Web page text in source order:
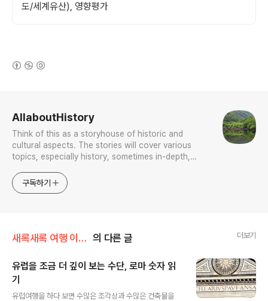
도/세계유산), 영향평가
AllaboutHistory
Think of this as a storyhouse of historic and
cultural aspects. The stories will cover various
topics, especially history, sometimes in-depth,
approach will be to resist any common sense or
generalized viewpoint
구독하기
새록새록 여행 이야기 의 다른 글 더보기
유럽을 조금 더 깊이 보는 수단, 로마 숫자 읽
기
유럽여행을 하다 보면 수많은 조각상과 수많은 건축물을